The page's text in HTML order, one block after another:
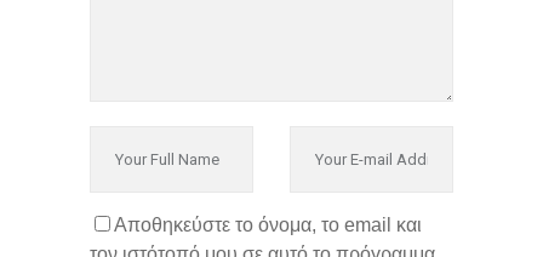
Αποθηκεύστε το όνομα, το email και